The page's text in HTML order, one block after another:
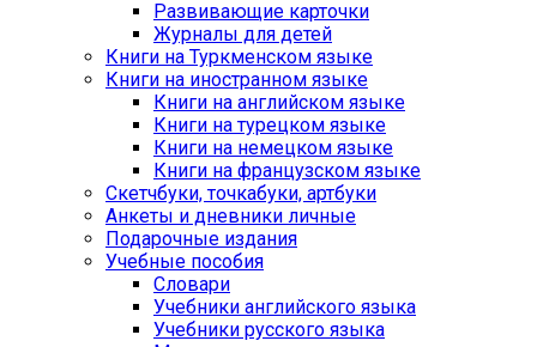
Развивающие карточки
Журналы для детей
Книги на Туркменском языке
Книги на иностранном языке
Книги на английском языке
Книги на турецком языке
Книги на немецком языке
Книги на французском языке
Cкетчбуки, точкабуки, артбуки
Анкеты и дневники личные
Подарочные издания
Учебные пособия
Словари
Учебники английского языка
Учебники русского языка